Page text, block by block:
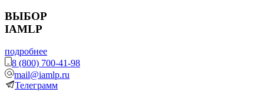
ВЫБОР
IAMLP
подробнее
8 (800) 700-41-98
mail@iamlp.ru
Телеграмм